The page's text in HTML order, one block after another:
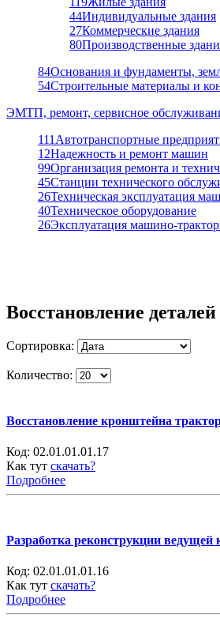
44Индивидуальные здания
27Коммерческие здания
80Производственные
84Основания и фундаменты,
54Строительные материалы и
ЭМТП, ремонт, сервисное
111 Автотранспортные
12Надежность и ремонт машин
99Организация ремонта и
45Станции технического
26Техническая эксплуатация
40Техническое оборудование
26Эксплуатация машино-
Восстановление деталей
Сортировка:
Количество:
Восстановление кронштейна
Код: 02.01.01.01.17
Как тут скачать?
Подробнее
Разработка реконструкции
Код: 02.01.01.01.16
Как тут скачать?
Подробнее